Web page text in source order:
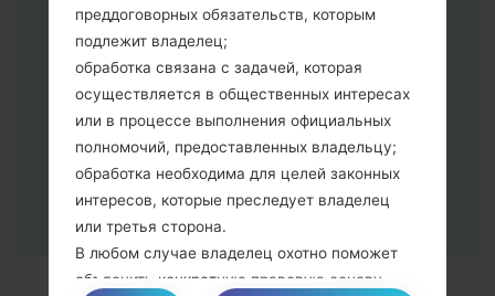
программа Odin должна определить
Ваш девайс и "COM port number"
появится на экране.
Укажите только "F.Reset" время и "Auto-
Reboot".
В конце нажмите кнопку "Start". Ваше
устройство перезагрузится и
отсоединится от ПК.
преддоговорных обязательств, которым
подлежит владелец;
обработка связана с задачей, которая
осуществляется в общественных интересах
или в процессе выполнения официальных
полномочий, предоставленных владельцу;
обработка необходима для целей законных
интересов, которые преследует владелец
или третья сторона.
В любом случае владелец охотно поможет
объяснить конкретную правовую основу,